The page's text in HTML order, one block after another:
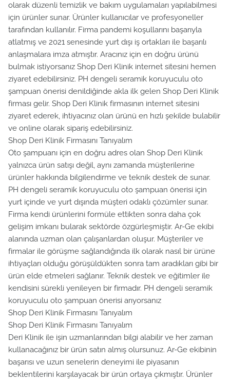
olarak düzenli temizlik ve bakım uygulamaları yapılabilmesi
için ürünler sunar. Ürünler kullanıcılar ve profesyoneller
tarafından kullanılır. Firma pandemi koşullarını başarıyla
atlatmış ve 2021 senesinde yurt dışı iş ortakları ile başarılı
anlaşmalara imza atmıştır. Aracınız için en doğru ürünü
bulmak istiyorsanız Shop Deri Klinik internet sitesini hemen
ziyaret edebilirsiniz. PH dengeli seramik koruyuculu oto
şampuan önerisi denildiğinde akla ilk gelen Shop Deri Klinik
firması gelir. Shop Deri Klinik firmasının internet sitesini
ziyaret ederek, ihtiyacınız olan ürünü en hızlı şekilde bulabilir
ve online olarak sipariş edebilirsiniz.
Shop Deri Klinik Firmasını Tanıyalım
Oto şampuanı için en doğru adres olan Shop Deri Klinik
yalnızca ürün satışı değil, aynı zamanda müşterilerine
ürünler hakkında bilgilendirme ve teknik destek de sunar.
PH dengeli seramik koruyuculu oto şampuan önerisi için
yurt içinde ve yurt dışında müşteri odaklı çözümler sunar.
Firma kendi ürünlerini formüle ettikten sonra daha çok
gelişim imkanı bularak sektörde özgürleşmiştir. Ar-Ge ekibi
alanında uzman olan çalışanlardan oluşur. Müşteriler ve
firmalar ile görüşme sağlandığında ilk olarak nasıl bir ürüne
ihtiyaçları olduğu görüşüldükten sonra tam aradıkları gibi bir
ürün elde etmeleri sağlanır. Teknik destek ve eğitimler ile
kendisini sürekli yenileyen bir firmadır. PH dengeli seramik
koruyuculu oto şampuan önerisi arıyorsanız
Shop Deri Klinik Firmasını Tanıyalım
Shop Deri Klinik Firmasını Tanıyalım
Deri Klinik ile işin uzmanlarından bilgi alabilir ve her zaman
kullanacağınız bir ürün satın almış olursunuz. Ar-Ge ekibinin
başarısı ve uzun senelerin deneyimi ile piyasanın
beklentilerini karşılayacak bir ürün ortaya çıkmıştır. Ürünler